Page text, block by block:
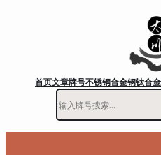
首页文章牌号不锈钢合金钢钛合金